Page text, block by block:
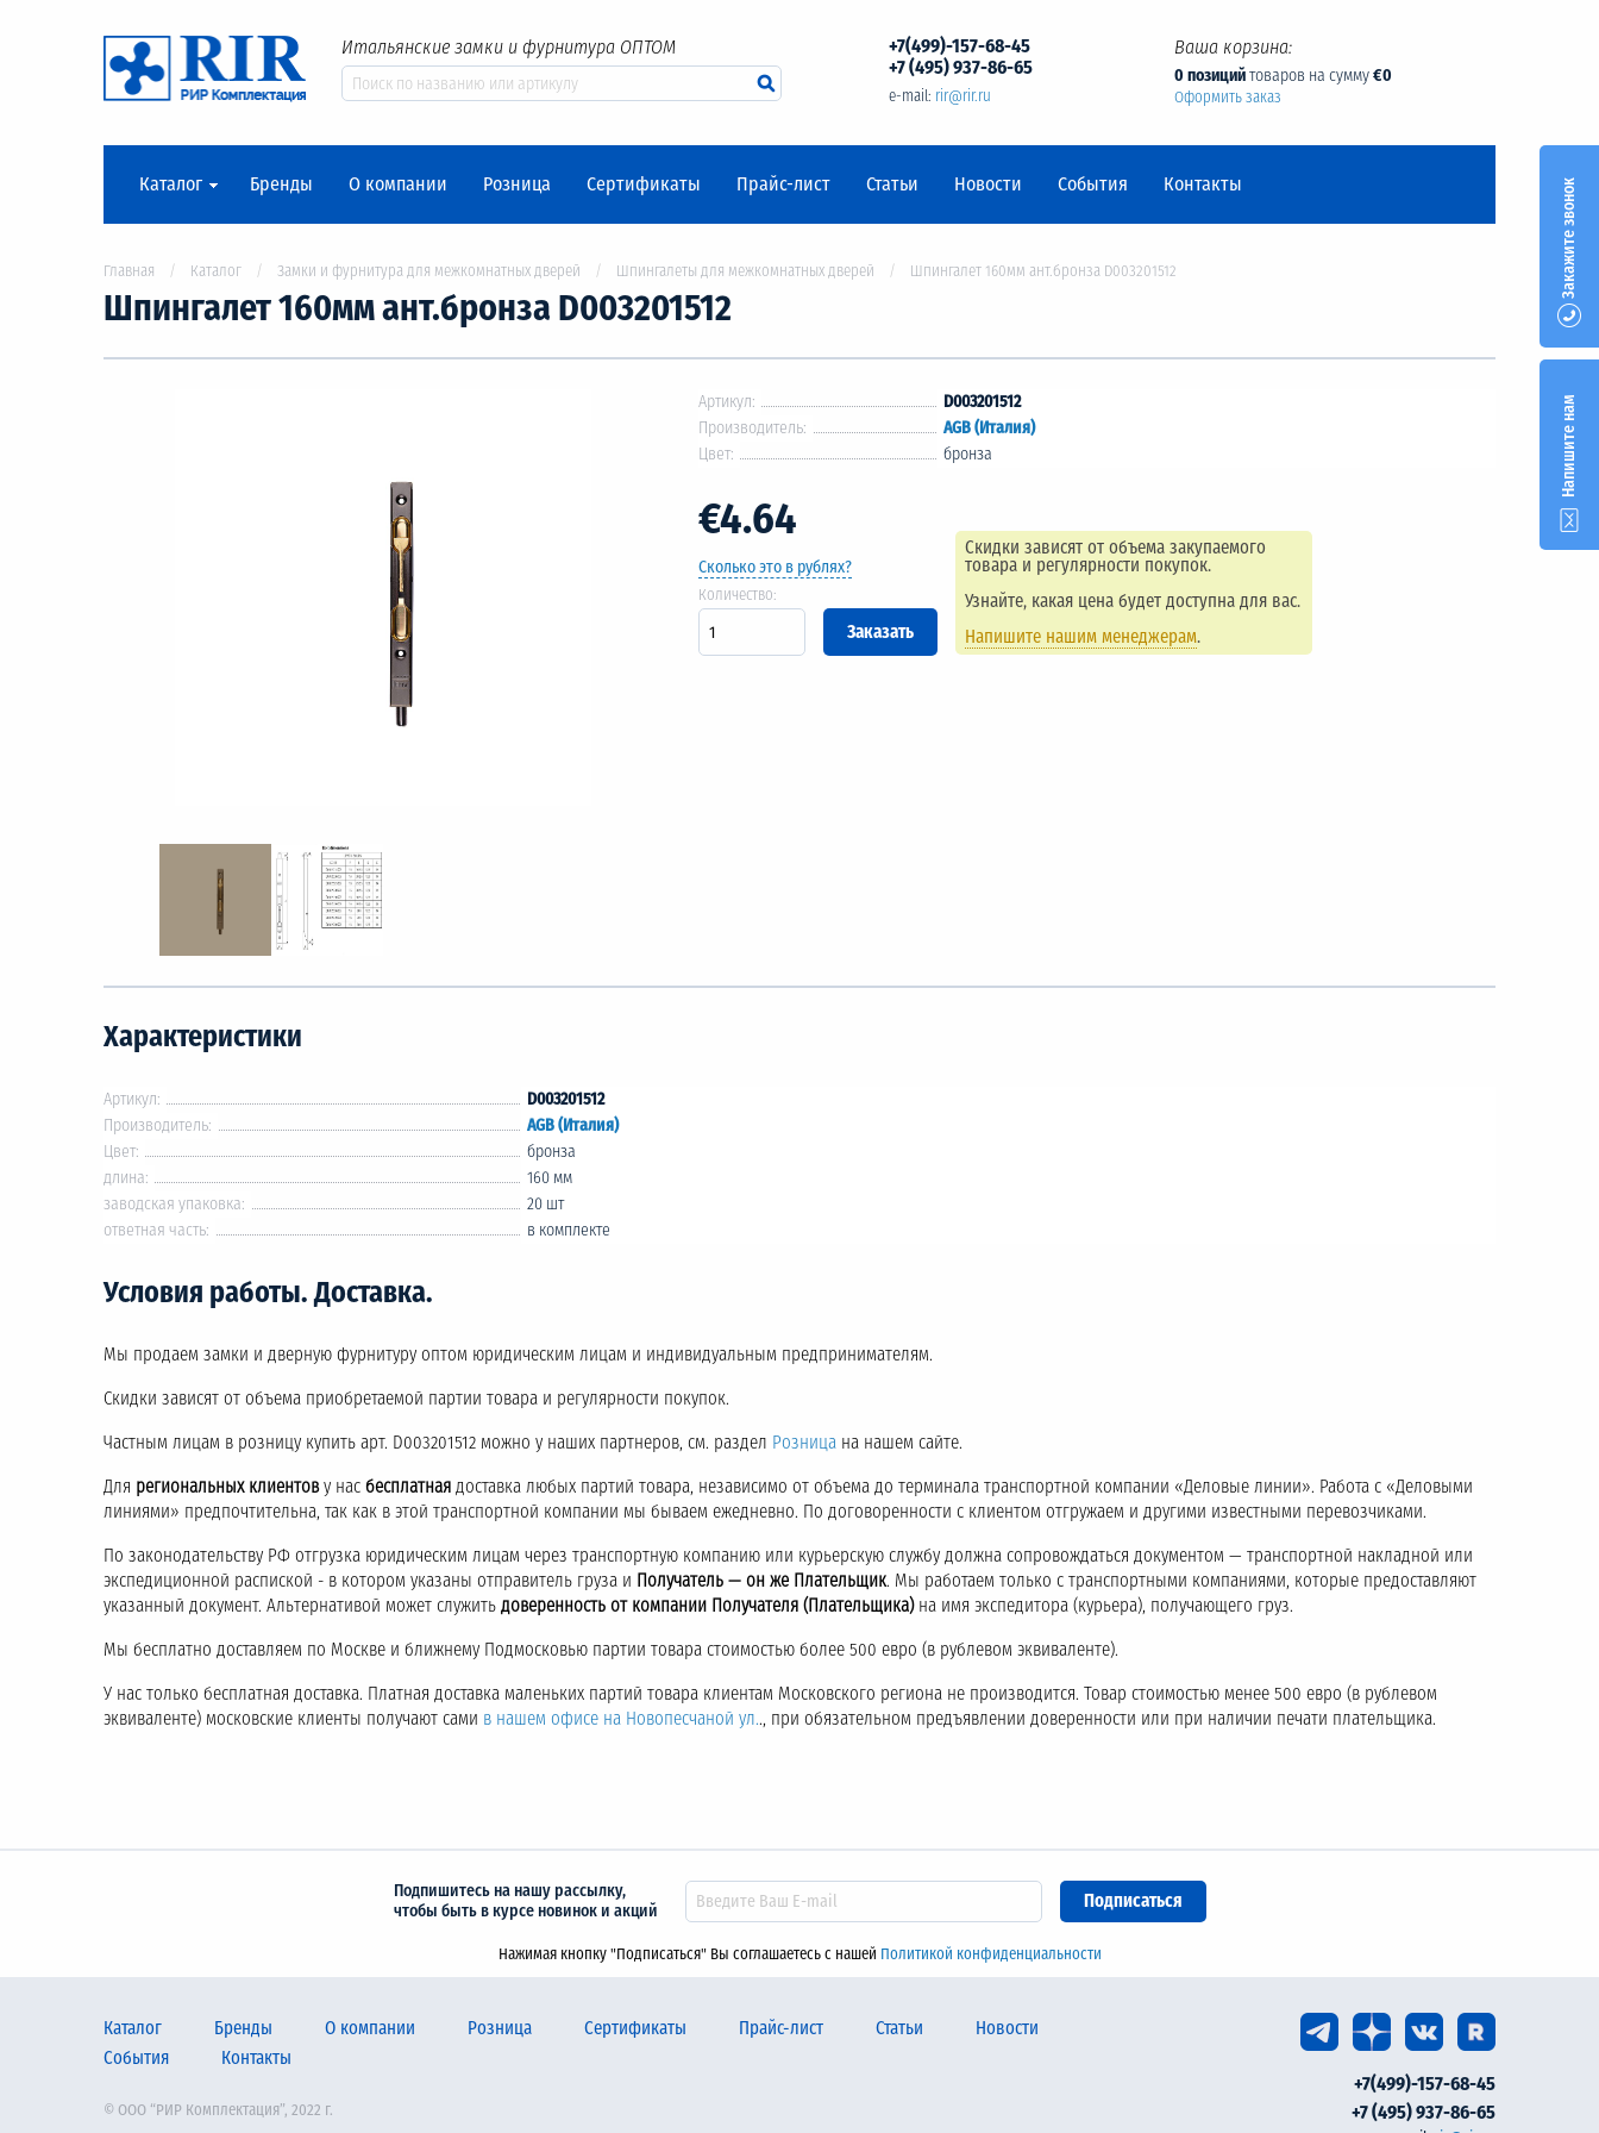
Итальянские замки и фурнитура ОПТОМ
+7(499)-157-68-45
+7 (495) 937-86-65
e-mail: rir@rir.ru
Ваша корзина:
0 позицийтоваров на сумму€0
Оформить заказ
Каталог Бренды О компании Розница Сертификаты Прайс-лист Статьи Новости События Контакты
Главная Каталог Замки и фурнитура для межкомнатных дверей Шпингалеты для межкомнатных дверей Шпингалет 160мм ант.бронза D003201512
Шпингалет 160мм ант.бронза D003201512
Артикул:
D003201512
Производитель:
AGB (Италия)
Цвет:
бронза
€4.64
Сколько это в рублях?
Количество:
Скидки зависят от объема закупаемого
товара и регулярности покупок.
Узнайте, какая цена будет доступна для вас.
Напишите нашим менеджерам.
Характеристики
Артикул:
D003201512
Производитель:
AGB (Италия)
Цвет:
бронза
длина:
160 мм
заводская упаковка:
20 шт
ответная часть:
в комплекте
Условия работы. Доставка.
Мы продаем замки и дверную фурнитуру оптом юридическим лицам и индивидуальным предпринимателям.
Скидки зависят от объема приобретаемой партии товара и регулярности покупок.
Частным лицам в розницу купить арт. D003201512 можно у наших партнеров, см. раздел Розница на нашем сайте.
Для региональных клиентову нас бесплатная доставка любых партий товара, независимо от объема до терминала транспортной компании «Деловые линии». Работа с «Деловыми
линиями» предпочтительна, так как в этой транспортной компании мы бываем ежедневно. По договоренности с клиентом отгружаем и другими известными перевозчиками.
По законодательству РФ отгрузка юридическим лицам через транспортную компанию или курьерскую службу должна сопровождаться документом — транспортной накладной или
экспедиционной распиской - в котором указаны отправитель груза и Получатель — он же Плательщик. Мы работаем только с транспортными компаниями, которые предоставляют
указанный документ. Альтернативой может служить доверенность от компании Получателя (Плательщика)на имя экспедитора (курьера), получающего груз.
Мы бесплатно доставляем по Москве и ближнему Подмосковью партии товара стоимостью более 500 евро (в рублевом эквиваленте).
У нас только бесплатная доставка. Платная доставка маленьких партий товара клиентам Московского региона не производится. Товар стоимостью менее 500 евро (в рублевом
эквиваленте) московские клиенты получают сами в нашем офисе на Новопесчаной ул.., при обязательном предъявлении доверенности или при наличии печати плательщика.
Подпишитесь на нашу рассылку,
чтобы быть в курсе новинок и акций
Нажимая кнопку "Подписаться" Вы соглашаетесь с нашей Политикой конфиденциальности
Каталог Бренды О компании Розница Сертификаты Прайс-лист Статьи
Новости
События
Контакты
© ООО “РИР Комплектация”, 2022 г.
+7(499)-157-68-45
+7 (495) 937-86-65
Закажите звонок
Напишите нам